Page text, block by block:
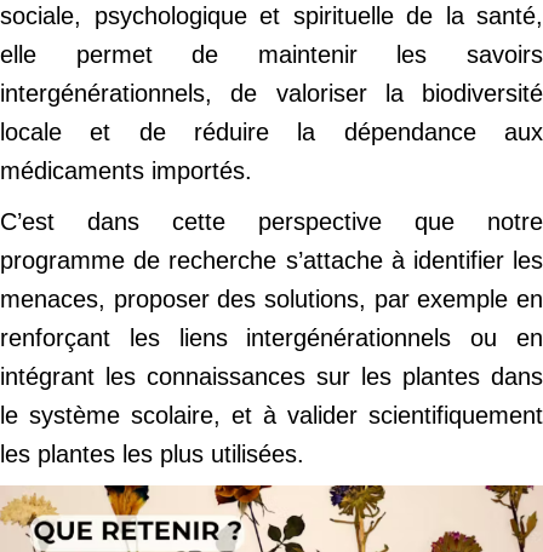
sociale, psychologique et spirituelle de la santé,
elle permet de maintenir les savoirs
intergénérationnels, de valoriser la biodiversité
locale et de réduire la dépendance aux
médicaments importés.
C’est dans cette perspective que notre
programme de recherche s’attache à identifier les
menaces, proposer des solutions, par exemple en
renforçant les liens intergénérationnels ou en
intégrant les connaissances sur les plantes dans
le système scolaire, et à valider scientifiquement
les plantes les plus utilisées.